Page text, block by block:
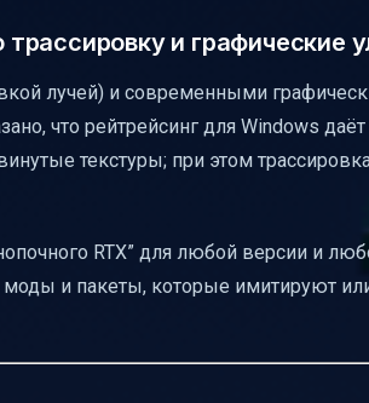
и графические
лучей) и современными
что рейтрейсинг для Windows даёт
текстуры; при этом
RTX” для любой версии и
и пакеты, которые имитируют